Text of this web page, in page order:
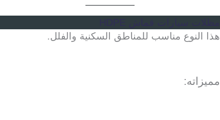
هذا النوع مناسب للمناطق السكنية والفلل.
مميزاته: